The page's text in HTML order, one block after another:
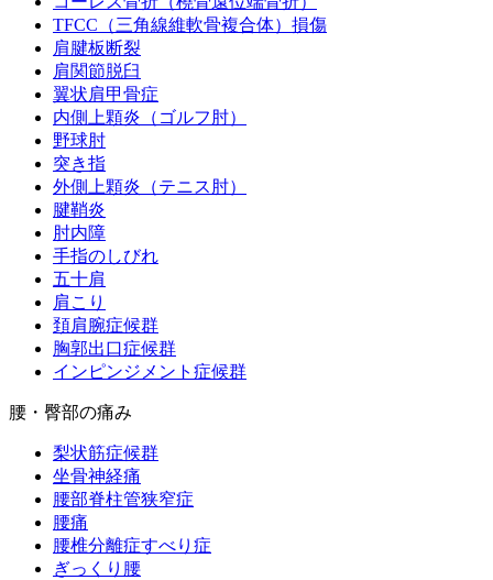
TFCC（三角線維軟骨複合体）損傷
肩腱板断裂
肩関節脱臼
翼状肩甲骨症
内側上顆炎（ゴルフ肘）
野球肘
突き指
外側上顆炎（テニス肘）
腱鞘炎
肘内障
手指のしびれ
五十肩
肩こり
頚肩腕症候群
胸郭出口症候群
インピンジメント症候群
腰・臀部の痛み
梨状筋症候群
坐骨神経痛
腰部脊柱管狭窄症
腰痛
腰椎分離症すべり症
ぎっくり腰